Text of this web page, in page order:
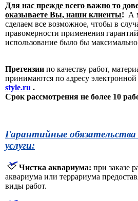
Для нас прежде всего важно то
оказываете Вы, наши клиенты! А
сделаем все возможное, чтобы в
правомерности применения
использование было бы
Претензии по качеству работ,
принимаются по адресу
style.ru .
Срок рассмотрения не более 10
Гарантийные
услуги:
Чистка аквариума: при заказе
аквариума или террариума
виды работ.